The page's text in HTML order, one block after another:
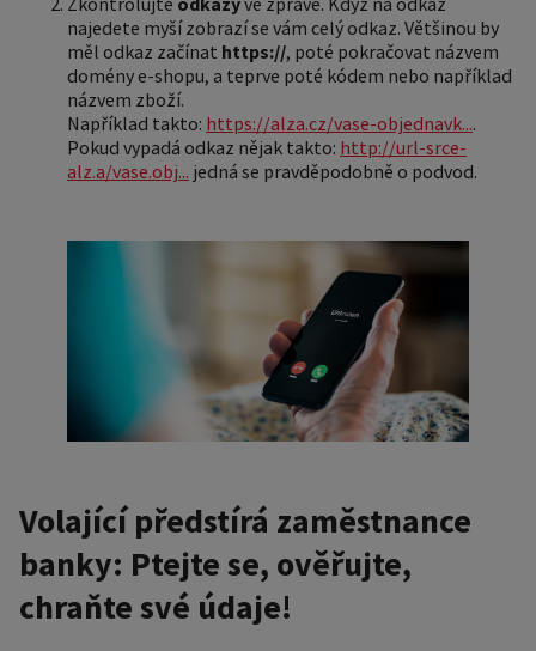
najedete myší zobrazí se vám celý odkaz. Většinou by
měl odkaz začínat https://, poté pokračovat názvem
domény e-shopu, a teprve poté kódem nebo například
názvem zboží.
Například takto: https://alza.cz/vase-objednavk....
Pokud vypadá odkaz nějak takto: http://url-srce-
alz.a/vase.obj... jedná se pravděpodobně o podvod.
Volající předstírá zaměstnance
banky: Ptejte se, ověřujte,
chraňte své údaje!